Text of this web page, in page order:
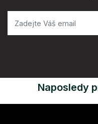
Naposledy